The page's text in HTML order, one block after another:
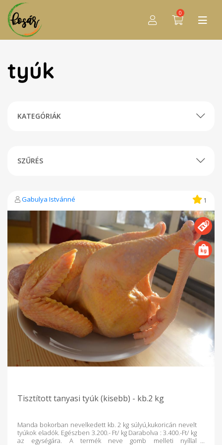
0
tyúk
KATEGÓRIÁK
SZŰRÉS
Gabulya Istvánné 1
Tisztított tanyasi tyúk (kisebb) - kb.2 kg
Manda bokorban nevelkedett kb. 2 kg súlyú,kukoricán nevelt
tyúkok eladók. Egészben 3.200.- Ft/ kg Darabolva : 3.400.-Ft/ kg
az egységára. A termék neve gomb melleti nyíllal